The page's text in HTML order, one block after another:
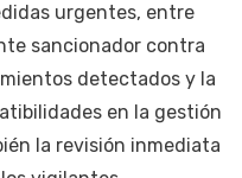
urgentes, entre
sancionador contra
detectados y la
en la gestión
la revisión inmediata